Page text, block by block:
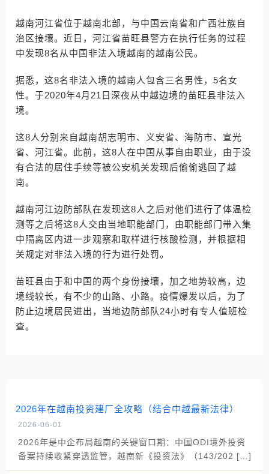
越南河江省位于越南北部，与中国云南省和广西壮族自
治区接壤。近日，河江省苗旺县警方在执行任务的过程
中发现8名从中国非法入境越南的越南公民。
据悉，这8名非法入境的越南人包含三名男性，5名女
性。于2020年4月21日深夜从中越边境的苗旺县非法入
境。
这8人分别来自越南胡志明市、义安省、海防市、宣光
省、河江省。此前，这8人在中国从事自由职业，由于没
有合法的居住手续等被公安机关发现后偷偷逃回了越
南。
越南河江边防部队在发现这8人之后对他们进行了体温检
测等之后将这8人交由当地职能部门，由职能部门带入集
中隔离区内进一步观察和取样进行核酸检测，并根据相
关规定对非法入境的行为进行处罚。
苗旺县由于和中国的两个身份接壤，加之地势较高，边
境线较长，有不少的山路、小路。疫情爆发以后，为了
防止边境居民进出，当地边防部队24小时有专人值班检
查。
2026年在越南投资建厂全攻略（结合中越最新法律）
2026-06-01
2026年是中企布局越南的关键窗口期：中国ODI境外投资
备案持续收紧穿透监管，越南新《投资法》（143/202 […]